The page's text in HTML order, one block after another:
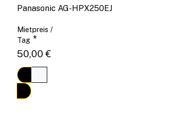
Panasonic AG-HPX250EJ
Mietpreis /
Tag *
50,00 €